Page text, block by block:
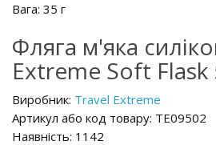
Вага: 35 г
Фляга м'яка
Extreme Soft Flask
Виробник: Travel Extreme
Артикул або код товару: TE09502
Наявність: 1142